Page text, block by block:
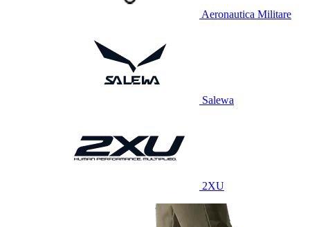
Aeronautica Militare
Salewa
2XU